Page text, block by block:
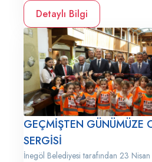
Detaylı Bilgi
GEÇMİŞTEN GÜNÜMÜZE
SERGİSİ
İnegöl Belediyesi tarafından 23